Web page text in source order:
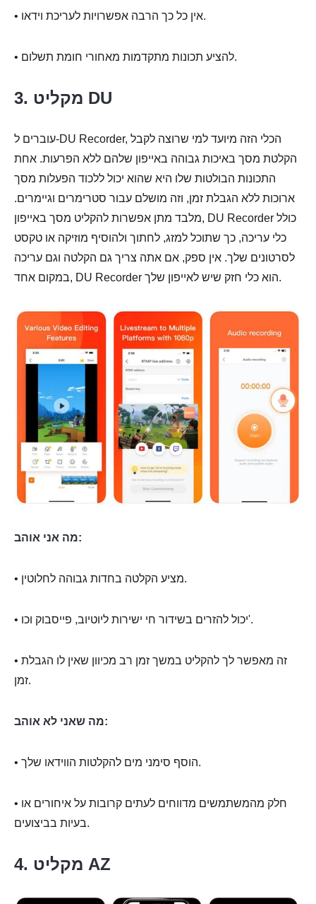
• אין כל כך הרבה אפשרויות לעריכת וידאו.
• להציע תכונות מתקדמות מאחורי חומת תשלום.
3. מקליט DU
עוברים ל-DU Recorder, הכלי הזה מיועד למי שרוצה לקבל
הקלטת מסך באיכות גבוהה באייפון שלהם ללא הפרעות. אחת
התכונות הבולטות שלו היא שהוא יכול ללכוד הפעלות מסך
ארוכות ללא הגבלת זמן, וזה מושלם עבור סטרימרים וגיימרים.
מלבד מתן אפשרות להקליט מסך באייפון, DU Recorder כולל
כלי עריכה, כך שתוכל למזג, לחתוך ולהוסיף מוזיקה או טקסט
לסרטונים שלך. אין ספק, אם אתה צריך גם הקלטה וגם עריכה
במקום אחד, DU Recorder הוא כלי חזק שיש לאייפון שלך.
מה אני אוהב:
• מציע הקלטה בחדות גבוהה לחלוטין.
• יכול להזרים בשידור חי ישירות ליוטיוב, פייסבוק וכו'.
• זה מאפשר לך להקליט במשך זמן רב מכיוון שאין לו הגבלת
זמן.
מה שאני לא אוהב:
• הוסף סימני מים להקלטות הווידאו שלך.
• חלק מהמשתמשים מדווחים לעתים קרובות על איחורים או
בעיות בביצועים.
4. מקליט AZ